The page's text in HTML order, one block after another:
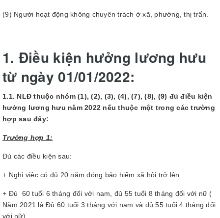
(9) Người hoạt động không chuyên trách ở xã, phường, thị trấn.
1. Điều kiện hưởng lương hưu
từ ngày 01/01/2022:
1.1. NLĐ thuộc nhóm (1), (2), (3), (4), (7), (8), (9) đủ điều kiện
hưởng lương hưu năm 2022 nếu thuộc một trong các trường
hợp sau đây:
Trường hợp 1:
Đủ các điều kiện sau:
+ Nghỉ việc có đủ 20 năm đóng bảo hiểm xã hội trở lên.
+ Đủ 60 tuổi 6 tháng đối với nam, đủ 55 tuổi 8 tháng đối với nữ (
Năm 2021 là Đủ 60 tuổi 3 tháng với nam và đủ 55 tuổi 4 tháng đối
với nữ).